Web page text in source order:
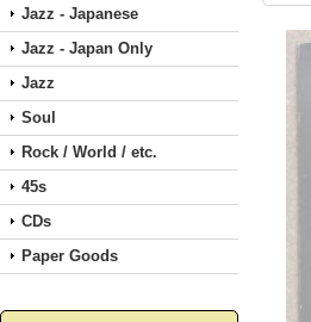
Jazz - Japanese
Jazz - Japan Only
Jazz
Soul
Rock / World / etc.
45s
CDs
Paper Goods